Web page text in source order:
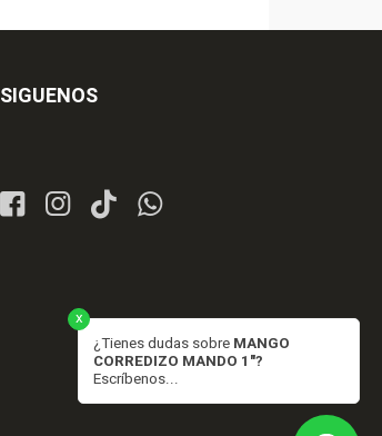
SIGUENOS
x
¿Tienes dudas sobre MANGO
CORREDIZO MANDO 1"?
Escríbenos...